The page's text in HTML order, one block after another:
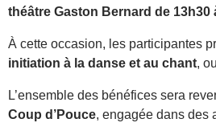
théâtre Gaston Bernard de 13h30
À cette occasion, les participantes
initiation à la danse et au chant,
L’ensemble des bénéfices sera
Coup d’Pouce, engagée dans des